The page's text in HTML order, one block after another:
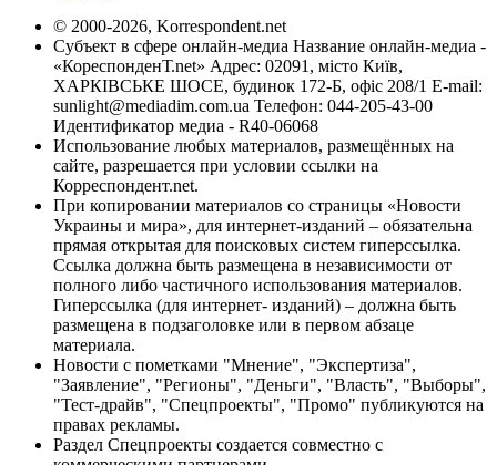
© 2000-2026, Korrespondent.net
Субъект в сфере онлайн-медиа Название онлайн-медиа -
«КореспонденТ.net» Адрес: 02091, місто Київ,
ХАРКІВСЬКЕ ШОСЕ, будинок 172-Б, офіс 208/1 E-mail:
sunlight@mediadim.com.ua Телефон: 044-205-43-00
Идентификатор медиа - R40-06068
Использование любых материалов, размещённых на
сайте, разрешается при условии ссылки на
Корреспондент.net.
При копировании материалов со страницы «Новости
Украины и мира», для интернет-изданий – обязательна
прямая открытая для поисковых систем гиперссылка.
Ссылка должна быть размещена в независимости от
полного либо частичного использования материалов.
Гиперссылка (для интернет- изданий) – должна быть
размещена в подзаголовке или в первом абзаце
материала.
Новости с пометками "Мнение", "Экспертиза",
"Заявление", "Регионы", "Деньги", "Власть", "Выборы",
"Тест-драйв", "Спецпроекты", "Промо" публикуются на
правах рекламы.
Раздел Спецпроекты создается совместно с